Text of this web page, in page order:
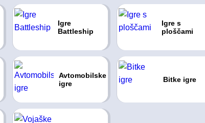
Igre
Battleship
Igre s
ploščami
Avtomobilske
igre
Bitke igre